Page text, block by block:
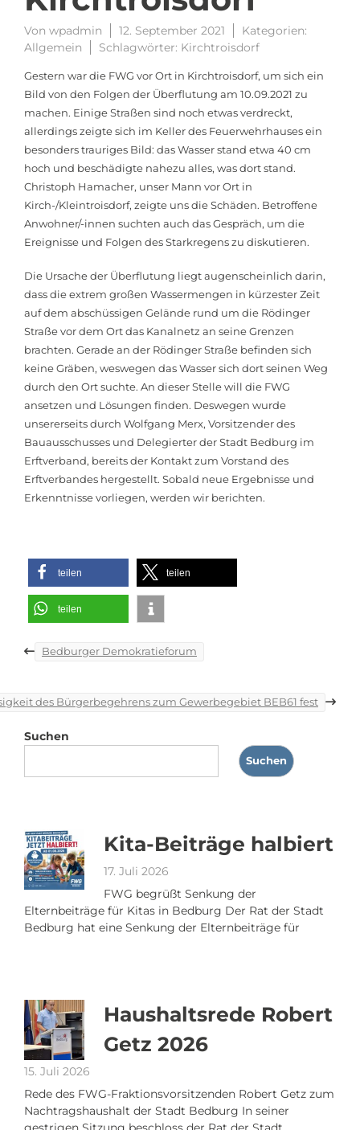
Von wpadmin 12. September 2021
Kategorien:
Allgemein
Schlagwörter: Kirchtroisdorf
Gestern war die FWG vor Ort in Kirchtroisdorf, um sich ein
Bild von den Folgen der Überflutung am 10.09.2021 zu
machen. Einige Straßen sind noch etwas verdreckt,
allerdings zeigte sich im Keller des Feuerwehrhauses ein
besonders trauriges Bild: das Wasser stand etwa 40 cm
hoch und beschädigte nahezu alles, was dort stand.
Christoph Hamacher, unser Mann vor Ort in
Kirch-/Kleintroisdorf, zeigte uns die Schäden. Betroffene
Anwohner/-innen suchten auch das Gespräch, um die
Ereignisse und Folgen des Starkregens zu diskutieren.
Die Ursache der Überflutung liegt augenscheinlich darin,
dass die extrem großen Wassermengen in kürzester Zeit
auf dem abschüssigen Gelände rund um die Rödinger
Straße vor dem Ort das Kanalnetz an seine Grenzen
brachten. Gerade an der Rödinger Straße befinden sich
keine Gräben, weswegen das Wasser sich dort seinen Weg
durch den Ort suchte. An dieser Stelle will die FWG
ansetzen und Lösungen finden. Deswegen wurde
unsererseits durch Wolfgang Merx, Vorsitzender des
Bauausschusses und Delegierter der Stadt Bedburg im
Erftverband, bereits der Kontakt zum Vorstand des
Erftverbandes hergestellt. Sobald neue Ergebnisse und
Erkenntnisse vorliegen, werden wir berichten.
teilen teilen
teilen
Beitragsnavigation
Bedburger Demokratieforum
des Bürgerbegehrens zum Gewerbegebiet BEB61 fest
Suchen
Suchen
Kita-Beiträge halbiert
17. Juli 2026
FWG begrüßt Senkung der
Elternbeiträge für Kitas in Bedburg Der Rat der Stadt
Bedburg hat eine Senkung der Elternbeiträge für
Haushaltsrede Robert
Getz 2026
15. Juli 2026
Rede des FWG-Fraktionsvorsitzenden Robert Getz zum
Nachtragshaushalt der Stadt Bedburg In seiner